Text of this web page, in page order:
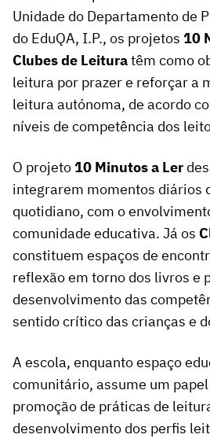
Unidade do Departamento de
do EduQA, I.P., os projetos 10
Clubes de Leituratêm como
leitura por prazer e reforçar a
leitura autónoma, de acordo
níveis de competência dos
O projeto 10 Minutos a Ler
integrarem momentos diários
quotidiano, com o
comunidade educativa. Já os
constituem espaços de
reflexão em torno dos livros e
desenvolvimento das
sentido crítico das crianças e
A escola, enquanto espaço
comunitário, assume um
promoção de práticas de
desenvolvimento dos perfis